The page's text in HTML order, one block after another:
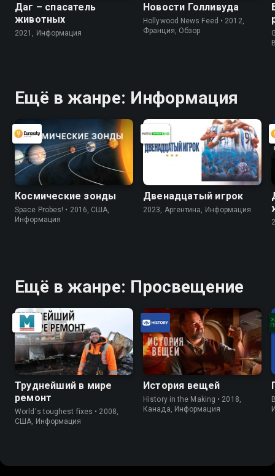
Даг – спасатель
животных
2021, Информация
Новости Голливуда
Hollywood News Feed • 2012,
Франция, Обзор
Ещё в жанре: Информация
Космические зонды
Space Probes! • 2016, США,
Информация
Двенадцатый игрок
2023, Аргентина, Информация
Ещё в жанре: Просвещение
Труднейший в мире
ремонт
World's toughest fixes • 2008,
США, Информация
История вещей
History in the Making • 2018,
Канада, Информация